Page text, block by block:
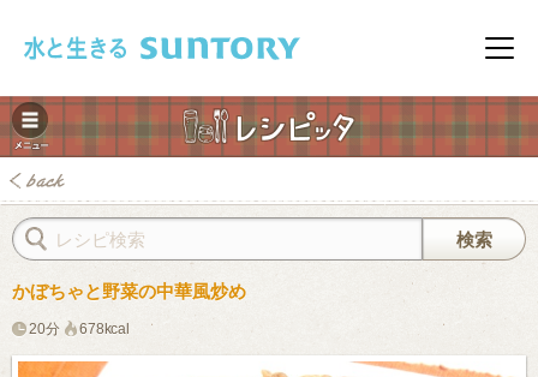
メニ
レシピ
かぼちゃと野菜の中華風炒め
20分 678kcal